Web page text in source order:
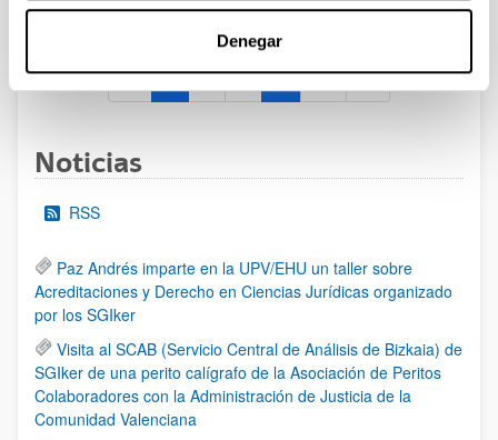
Denegar
al 30/07/2026 (ambos incluídos)
Página
1 Página
2 Página
3 ...Páginas intermedias Use TAB
Página
95
Noticias
RSS
Paz Andrés imparte en la UPV/EHU un taller sobre
Acreditaciones y Derecho en Ciencias Jurídicas organizado
por los SGIker
Visita al SCAB (Servicio Central de Análisis de Bizkaia) de
SGIker de una perito calígrafo de la Asociación de Peritos
Colaboradores con la Administración de Justicia de la
Comunidad Valenciana